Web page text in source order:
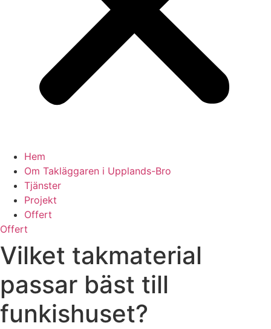
Hem
Om Takläggaren i Upplands-Bro
Tjänster
Projekt
Offert
Offert
Vilket takmaterial
passar bäst till
funkishuset?